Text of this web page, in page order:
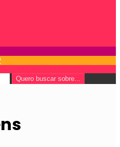
Quero buscar sobre...